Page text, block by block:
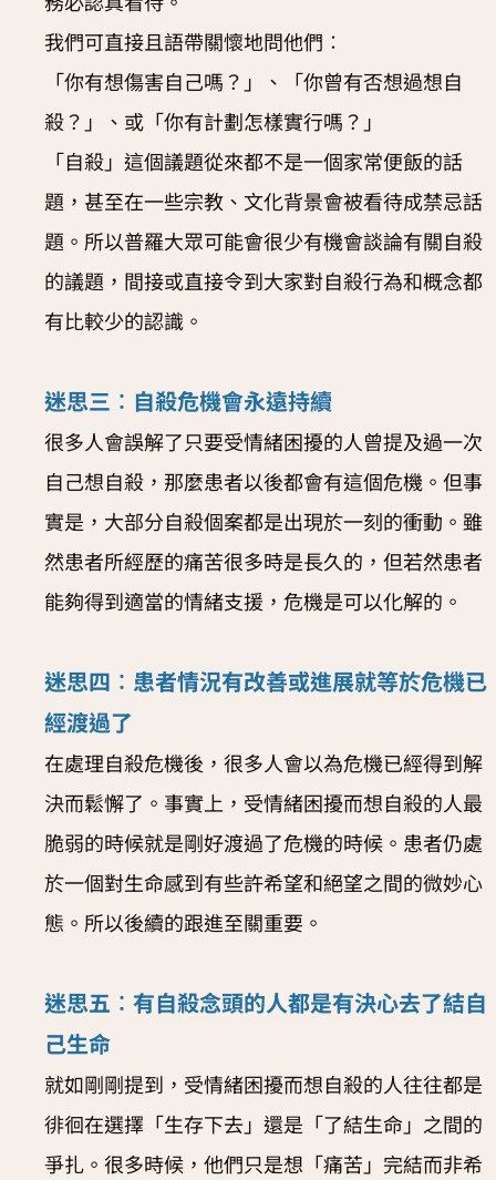
我們可直接且語帶關懷地問他們︰
「你有想傷害自己嗎？」、「你曾有否想過想自
殺？」、或「你有計劃怎樣實行嗎？」
「自殺」這個議題從來都不是一個家常便飯的話
題，甚至在一些宗教、文化背景會被看待成禁忌話
題。所以普羅大眾可能會很少有機會談論有關自殺
的議題，間接或直接令到大家對自殺行為和概念都
有比較少的認識。
迷思三︰自殺危機會永遠持續
很多人會誤解了只要受情緒困擾的人曾提及過一次
自己想自殺，那麼患者以後都會有這個危機。但事
實是，大部分自殺個案都是出現於一刻的衝動。雖
然患者所經歷的痛苦很多時是長久的，但若然患者
能夠得到適當的情緒支援，危機是可以化解的。
迷思四︰患者情況有改善或進展就等於危機已
經渡過了
在處理自殺危機後，很多人會以為危機已經得到解
決而鬆懈了。事實上，受情緒困擾而想自殺的人最
脆弱的時候就是剛好渡過了危機的時候。患者仍處
於一個對生命感到有些許希望和絕望之間的微妙心
態。所以後續的跟進至關重要。
迷思五︰有自殺念頭的人都是有決心去了結自
己生命
就如剛剛提到，受情緒困擾而想自殺的人往往都是
徘徊在選擇「生存下去」還是「了結生命」之間的
爭扎。很多時候，他們只是想「痛苦」完結而非希